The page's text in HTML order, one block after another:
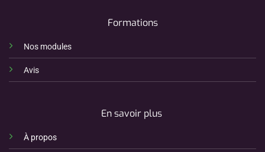
Formations
Nos modules
Avis
En savoir plus
À propos